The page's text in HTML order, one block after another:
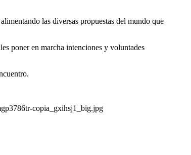
las diversas propuestas del mundo que
poner en marcha intenciones y voluntades